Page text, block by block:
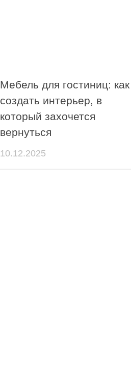
Мебель для гостиниц: как
создать интерьер, в
который захочется
вернуться
10.12.2025